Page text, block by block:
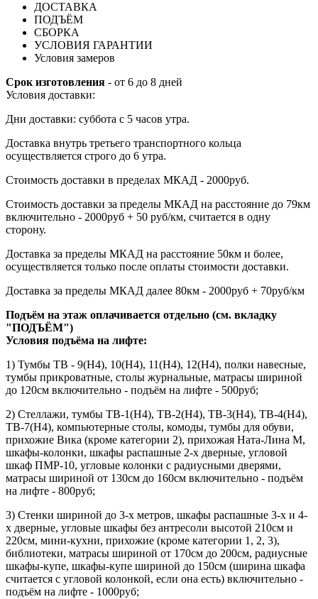
ДОСТАВКА
ПОДЪЁМ
СБОРКА
УСЛОВИЯ ГАРАНТИИ
Условия замеров
Срок изготовления - от 6 до 8 дней
Условия доставки:
Дни доставки: суббота с 5 часов утра.
Доставка внутрь третьего транспортного кольца
осуществляется строго до 6 утра.
Стоимость доставки в пределах МКАД - 2000руб.
Стоимость доставки за пределы МКАД на расстояние до 79км
включительно - 2000руб + 50 руб/км, считается в одну
сторону.
Доставка за пределы МКАД на расстояние 50км и более,
осуществляется только после оплаты стоимости доставки.
Доставка за пределы МКАД далее 80км - 2000руб + 70руб/км
Подъём на этаж оплачивается отдельно (см. вкладку
"ПОДЪЁМ")
Условия подъёма на лифте:
1) Тумбы ТВ - 9(Н4), 10(Н4), 11(Н4), 12(Н4), полки навесные,
тумбы прикроватные, столы журнальные, матрасы шириной
до 120см включительно - подъём на лифте - 500руб;
2) Стеллажи, тумбы ТВ-1(Н4), ТВ-2(Н4), ТВ-3(Н4), ТВ-4(Н4),
ТВ-7(Н4), компьютерные столы, комоды, тумбы для обуви,
прихожие Вика (кроме категории 2), прихожая Ната-Лина М,
шкафы-колонки, шкафы распашные 2-х дверные, угловой
шкаф ПМР-10, угловые колонки с радиусными дверями,
матрасы шириной от 130см до 160см включительно - подъём
на лифте - 800руб;
3) Стенки шириной до 3-х метров, шкафы распашные 3-х и 4-
х дверные, угловые шкафы без антресоли высотой 210см и
220см, мини-кухни, прихожие (кроме категории 1, 2, 3),
библиотеки, матрасы шириной от 170см до 200см, радиусные
шкафы-купе, шкафы-купе шириной до 150см (ширина шкафа
считается с угловой колонкой, если она есть) включительно -
подъём на лифте - 1000руб;